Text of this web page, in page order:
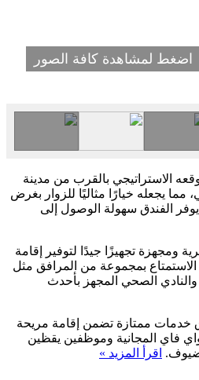
اضغط لمشاهدة كافة الصور
الاستراتيجي بالقرب من مدينة
يجعله خيارًا مثاليًا للزوار بغرض
يوفر الفندق سهولة الوصول إلى
ومجهزة تجهيزًا جيدًا لتوفير إقامة
بمجموعة من المرافق مثل
والنادي الصحي المجهز بأحدث
خدمات ممتازة تضمن إقامة مريحة
فاي المجانية وموظفين يقظين
اقرأ المزيد »